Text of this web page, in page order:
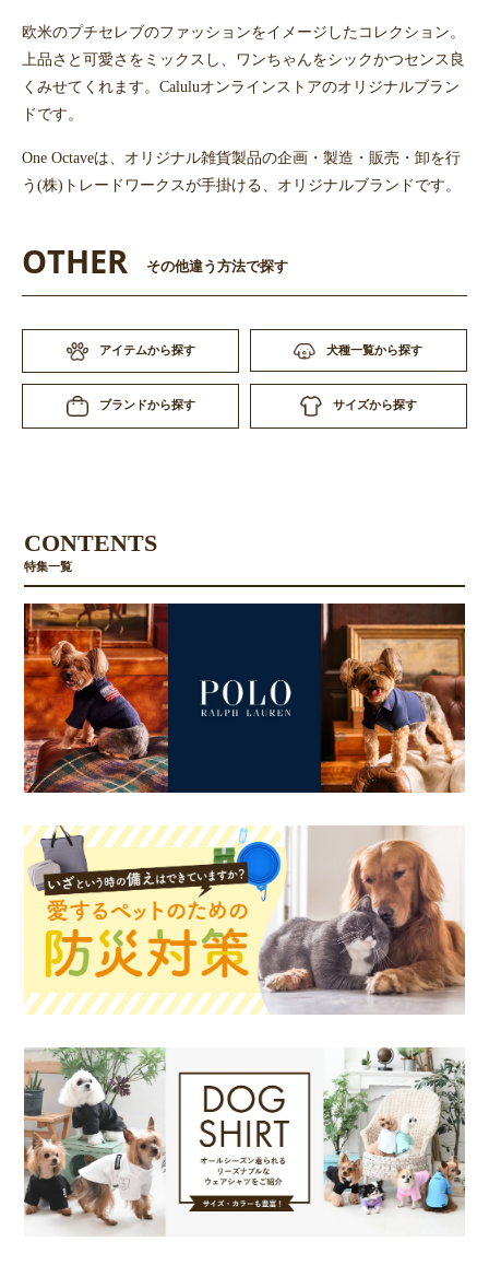
お買い物を続ける カートへ進む
欧米のプチセレブのファッションをイメージしたコレクション。
上品さと可愛さをミックスし、ワンちゃんをシックかつセンス良
くみせてくれます。Caluluオンラインストアのオリジナルブラン
ドです。
One Octaveは、オリジナル雑貨製品の企画・製造・販売・卸を行
う(株)トレードワークスが手掛ける、オリジナルブランドです。
OTHER その他違う方法で探す
アイテムから探す 犬種一覧から探す
ブランドから探す サイズから探す
CONTENTS
特集一覧